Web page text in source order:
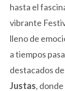
hasta el
vibrante
lleno de
a tiempos
destacados
Justas,